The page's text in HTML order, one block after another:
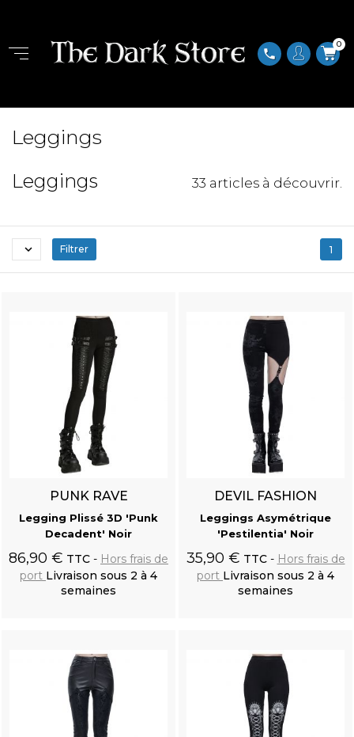
phone
0
Leggings
Leggings 33 articles à découvrir.
 Filtrer 1
PUNK RAVE
Legging Plissé 3D 'Punk
Decadent' Noir
86,90 € TTC
Hors frais de
port Livraison sous 2 à 4
semaines
DEVIL FASHION
Leggings Asymétrique
'Pestilentia' Noir
35,90 € TTC
Hors frais de
port Livraison sous 2 à 4
semaines